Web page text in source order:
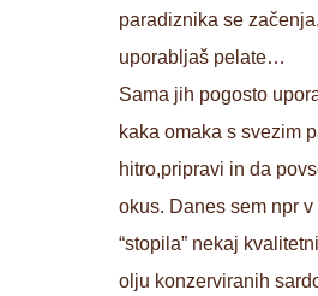
paradiznika se
uporabljaš pelate…
Sama jih pogosto
kaka omaka s svezim
hitro,pripravi in da
okus. Danes sem npr
“stopila” nekaj
olju konzerviranih